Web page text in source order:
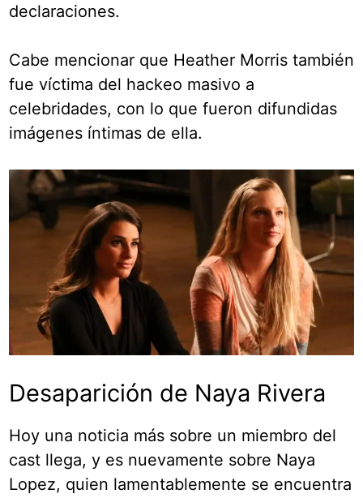
declaraciones.
Cabe mencionar que Heather Morris también
fue víctima del hackeo masivo a
celebridades, con lo que fueron difundidas
imágenes íntimas de ella.
Desaparición de Naya Rivera
Hoy una noticia más sobre un miembro del
cast llega, y es nuevamente sobre Naya
Lopez, quien lamentablemente se encuentra